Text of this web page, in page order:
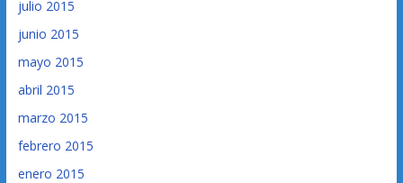
julio 2015
junio 2015
mayo 2015
abril 2015
marzo 2015
febrero 2015
enero 2015